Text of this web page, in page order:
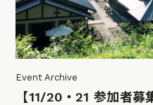
Event Archive
【11/20・21 参加者